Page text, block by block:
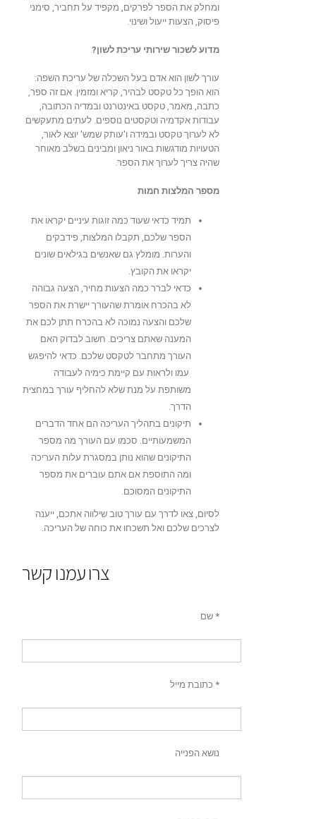
ומחלק את הספר לפרקים, מקפיד על תחביר, סימני
פיסוק, הצעות ייעול ושינוי.
מדוע לשכור שירותי עריכת לשון?
עורך לשון הוא אדם בעל השכלה של עריכת השפה:
הוא הופך כל טקסט לבהיר, קריא ומזמין. אם זה ספר,
כתבה, מאמר, טקסט באינטרנט ובמדיה הכתובה,
עבודות אקדמיה וטקסטים נוספים. לעתים מתעקשים
לא לערוך טקסט ובמידה ו'עותק שמש' יוצא לאור,
הטעויות מודגשות באור ניאון ומבינים בשלב מאוחר
שהיה צריך לערוך את הספר.
מספר המלצות חמות
תמיד כדאי שעוד כמה זוגות עיניים יקראו את
הספר שלכם, תקבלו המלצות, פידבקים
והערות. מומלץ גם שאנשים בגילאים שונים
יקראו את הקובץ.
כדאי לברר כמה הצעות מחיר, הצעה גבוהה
לא בהכרח אומרת שהעורך יישרת את הספר
שלכם והצעה נמוכה לא בהכרח תתן לכם את
המענה שאתם צריכים. חשוב לבדוק האם
העורך מתחבר לטקסט שלכם. כדאי להיפגש
עמו ולראות עם קיימת כימיה לעבודה
משותפת על מנת שלא להחליף עורך במחצית
הדרך.
תיקונים בתהליך העריכה הם אחד הדברים
המשמעותיים. סכמו עם העורך מה מספר
התיקונים שהוא נותן במסגרת עלות העריכה
ומה התוספת אם אתם עוברים את מספר
התיקונים המסוכם.
לסיום, צאו לדרך עם עורך טוב שילווה אתכם, ייענה
לצרכים שלכם ואל תשכחו את כוחה של העריכה.
צרו עמנו קשר
שם *
כתובת מייל *
נושא הפנייה